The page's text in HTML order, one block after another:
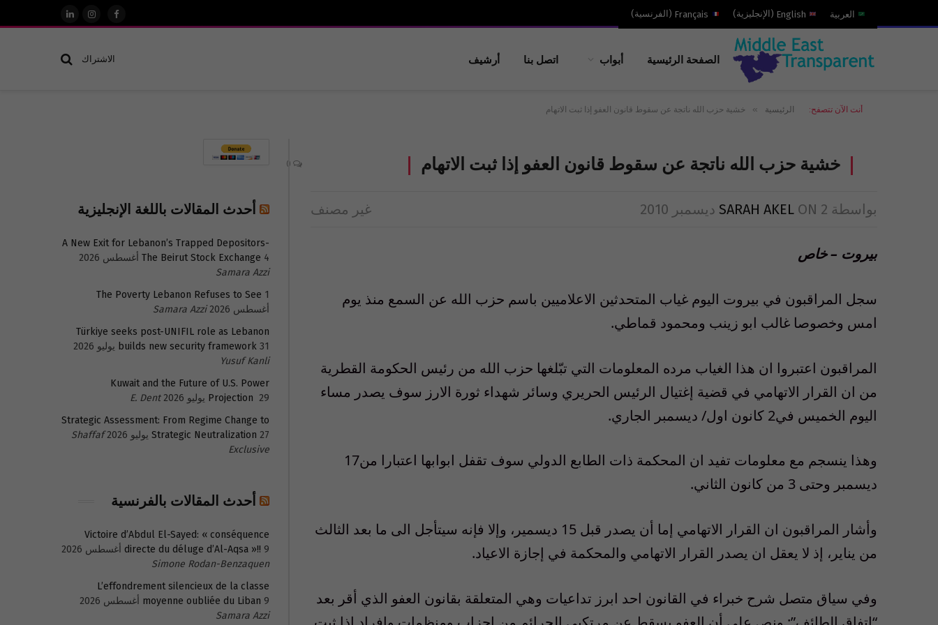
العربية English
( الإنجليزية)
Français
( الفرنسية)
فيسبوكالانستغرام
لينكدإن
الصفحة الرئيسية أبواب اتصل بنا أرشيف الاشتراك
أنت الآن تتصفح: الرئيسية » خشية حزب الله ناتجة عن سقوط قانون العفو إذا ثبت الاتهام
خشية حزب الله ناتجة عن سقوط قانون العفو إذا ثبت الاتهام
بواسطة SARAH AKEL ON 2 ديسمبر 2010 غير مصنف
بيروت – خاص
سجل المراقبون في بيروت اليوم غياب المتحدثين الاعلاميين باسم حزب الله عن السمع منذ يوم
امس وخصوصا غالب ابو زينب ومحمود قماطي.
المراقبون اعتبروا ان هذا الغياب مرده المعلومات التي تبّلغها حزب الله من رئيس الحكومة القطرية
من ان القرار الاتهامي في قضية إغتيال الرئيس الحريري وسائر شهداء ثورة الارز سوف يصدر مساء
اليوم الخميس في2 كانون اول/ ديسمبر الجاري.
وهذا ينسجم مع معلومات تفيد ان المحكمة ذات الطابع الدولي سوف تقفل ابوابها اعتبارا من17
ديسمبر وحتى 3 من كانون الثاني.
وأشار المراقبون ان القرار الاتهامي إما أن يصدر قبل 15 ديسمير، وإلا فإنه سيتأجل الى ما بعد الثالث
من يناير، إذ لا يعقل ان يصدر القرار الاتهامي والمحكمة في إجازة الاعياد.
وفي سياق متصل شرح خبراء في القانون احد ابرز تداعيات وهي المتعلقة بقانون العفو الذي أقر بعد
أحدث المقالات باللغة الإنجليزية
A New Exit for Lebanon’s Trapped Depositors-
The Beirut Stock Exchange 4 أغسطس 2026
Samara Azzi
The Poverty Lebanon Refuses to See 1
أغسطس 2026
Samara Azzi
Türkiye seeks post-UNIFIL role as Lebanon
builds new security framework 31 يوليو 2026
Yusuf Kanli
Kuwait and the Future of U.S. Power
Projection 29 يوليو 2026
E. Dent
Strategic Assessment: From Regime Change to
Strategic Neutralization 27 يوليو 2026
Shaffaf
Exclusive
أحدث المقالات بالفرنسية
Victoire d’Abdul El-Sayed: « conséquence
directe du déluge d’Al-Aqsa »!! 9 أغسطس 2026
Simone Rodan-Benzaquen
L’effondrement silencieux de la classe
moyenne oubliée du Liban 9 أغسطس 2026
Samara Azzi